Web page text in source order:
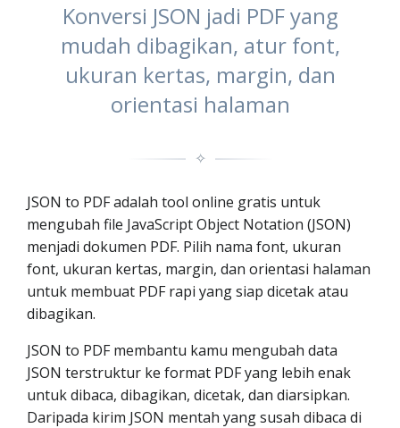
Konversi JSON jadi PDF yang
mudah dibagikan, atur font,
ukuran kertas, margin, dan
orientasi halaman
✧
JSON to PDF adalah tool online gratis untuk
mengubah file JavaScript Object Notation (JSON)
menjadi dokumen PDF. Pilih nama font, ukuran
font, ukuran kertas, margin, dan orientasi halaman
untuk membuat PDF rapi yang siap dicetak atau
dibagikan.
JSON to PDF membantu kamu mengubah data
JSON terstruktur ke format PDF yang lebih enak
untuk dibaca, dibagikan, dicetak, dan diarsipkan.
Daripada kirim JSON mentah yang susah dibaca di